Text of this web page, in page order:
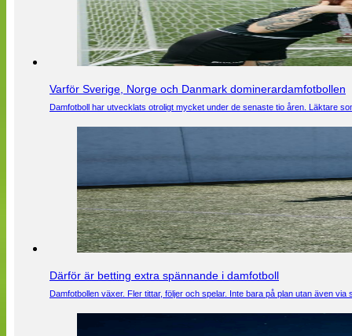
Varför Sverige, Norge och Danmark dominerardamfotbollen
Damfotboll har utvecklats otroligt mycket under de senaste tio åren. Läktare
Därför är betting extra spännande i damfotboll
Damfotbollen växer. Fler tittar, följer och spelar. Inte bara på plan utan även